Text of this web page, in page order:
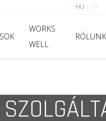
HU EN
WORKS
WELL
RÓLUNK